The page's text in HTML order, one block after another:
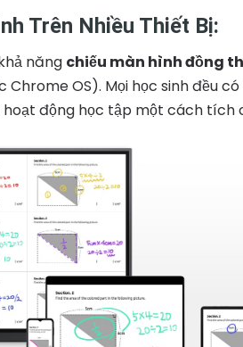
Trên Nhiều Thiết Bị:
năng chiếu màn hình đồng
Chrome OS). Mọi học sinh đều
động học tập một cách tích